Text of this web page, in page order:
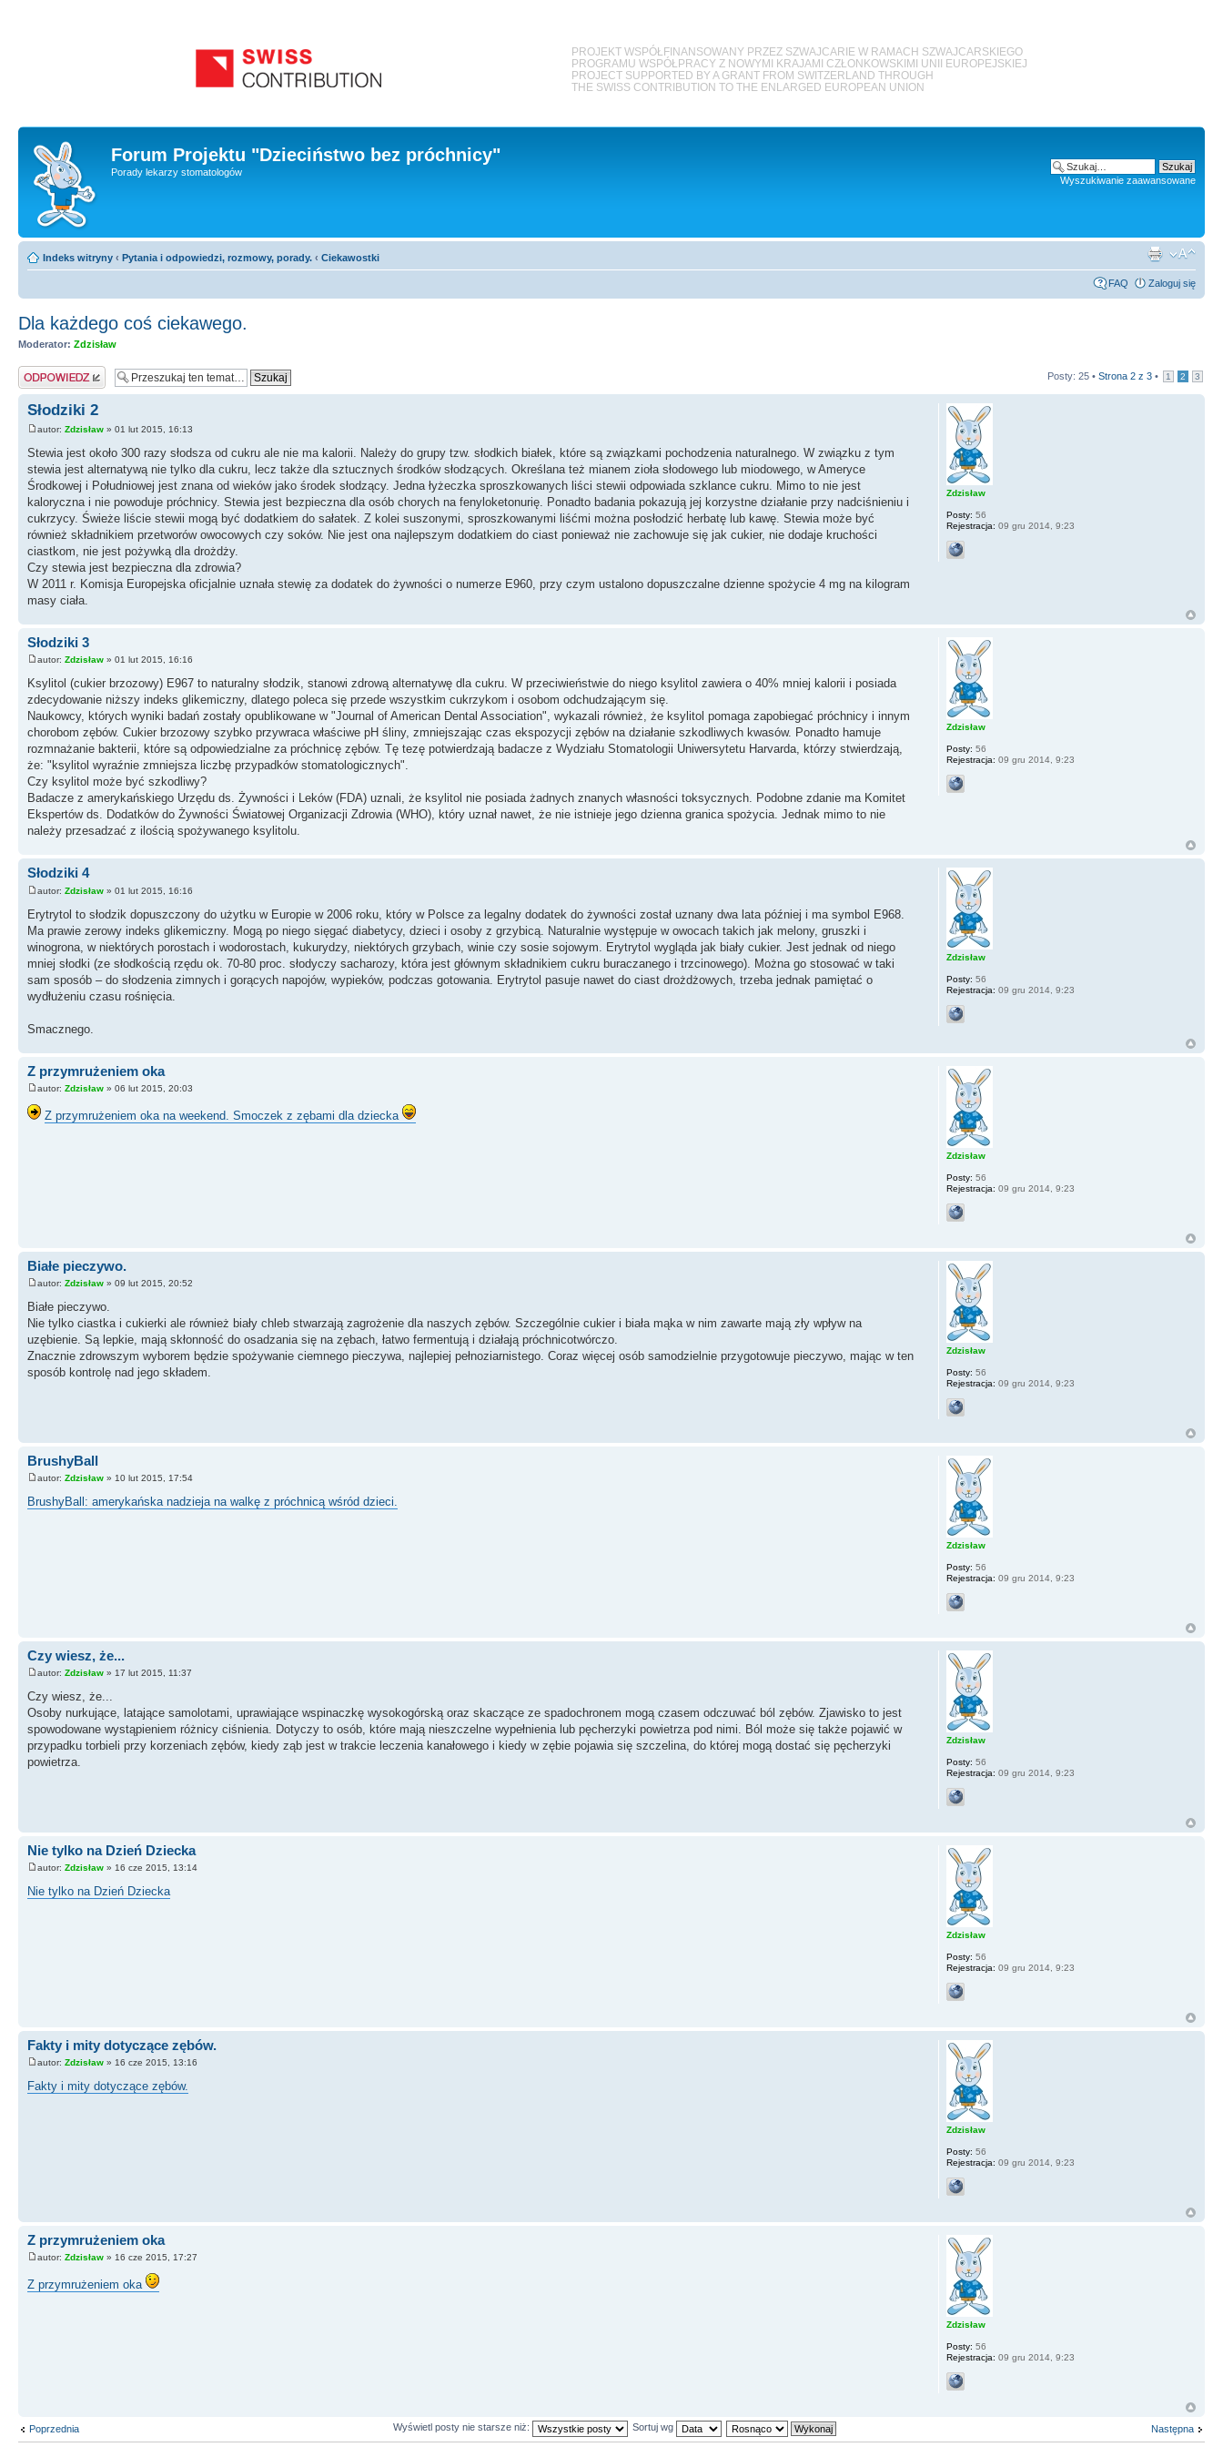
PROJEKT WSPÓŁFINANSOWANY PRZEZ SZWAJCARIE W RAMACH SZWAJCARSKIEGO
PROGRAMU WSPÓŁPRACY Z NOWYMI KRAJAMI CZŁONKOWSKIMI UNII EUROPEJSKIEJ
PROJECT SUPPORTED BY A GRANT FROM SWITZERLAND THROUGH
THE SWISS CONTRIBUTION TO THE ENLARGED EUROPEAN UNION
Forum Projektu "Dzieciństwo bez próchnicy"
Porady lekarzy stomatologów
Wyszukiwanie zaawansowane
Indeks witryny ‹ Pytania i odpowiedzi, rozmowy, porady. ‹ Ciekawostki
FAQ Zaloguj się
Dla każdego coś ciekawego.
Moderator: Zdzisław
Odpowiedz Posty: 25 • Strona 2 z 3 • 1 2 3
Słodziki 2
autor: Zdzisław » 01 lut 2015, 16:13
Stewia jest około 300 razy słodsza od cukru ale nie ma kalorii. Należy do grupy tzw. słodkich białek, które są związkami pochodzenia naturalnego. W związku z tym
stewia jest alternatywą nie tylko dla cukru, lecz także dla sztucznych środków słodzących. Określana też mianem zioła słodowego lub miodowego, w Ameryce
Środkowej i Południowej jest znana od wieków jako środek słodzący. Jedna łyżeczka sproszkowanych liści stewii odpowiada szklance cukru. Mimo to nie jest
kaloryczna i nie powoduje próchnicy. Stewia jest bezpieczna dla osób chorych na fenyloketonurię. Ponadto badania pokazują jej korzystne działanie przy nadciśnieniu i
cukrzycy. Świeże liście stewii mogą być dodatkiem do sałatek. Z kolei suszonymi, sproszkowanymi liśćmi można posłodzić herbatę lub kawę. Stewia może być
również składnikiem przetworów owocowych czy soków. Nie jest ona najlepszym dodatkiem do ciast ponieważ nie zachowuje się jak cukier, nie dodaje kruchości
ciastkom, nie jest pożywką dla drożdży.
Czy stewia jest bezpieczna dla zdrowia?
W 2011 r. Komisja Europejska oficjalnie uznała stewię za dodatek do żywności o numerze E960, przy czym ustalono dopuszczalne dzienne spożycie 4 mg na kilogram
masy ciała.
Zdzisław
Posty: 56
Rejestracja: 09 gru 2014, 9:23
Słodziki 3
autor: Zdzisław » 01 lut 2015, 16:16
Ksylitol (cukier brzozowy) E967 to naturalny słodzik, stanowi zdrową alternatywę dla cukru. W przeciwieństwie do niego ksylitol zawiera o 40% mniej kalorii i posiada
zdecydowanie niższy indeks glikemiczny, dlatego poleca się przede wszystkim cukrzykom i osobom odchudzającym się.
Naukowcy, których wyniki badań zostały opublikowane w "Journal of American Dental Association", wykazali również, że ksylitol pomaga zapobiegać próchnicy i innym
chorobom zębów. Cukier brzozowy szybko przywraca właściwe pH śliny, zmniejszając czas ekspozycji zębów na działanie szkodliwych kwasów. Ponadto hamuje
rozmnażanie bakterii, które są odpowiedzialne za próchnicę zębów. Tę tezę potwierdzają badacze z Wydziału Stomatologii Uniwersytetu Harvarda, którzy stwierdzają,
że: "ksylitol wyraźnie zmniejsza liczbę przypadków stomatologicznych".
Czy ksylitol może być szkodliwy?
Badacze z amerykańskiego Urzędu ds. Żywności i Leków (FDA) uznali, że ksylitol nie posiada żadnych znanych własności toksycznych. Podobne zdanie ma Komitet
Ekspertów ds. Dodatków do Żywności Światowej Organizacji Zdrowia (WHO), który uznał nawet, że nie istnieje jego dzienna granica spożycia. Jednak mimo to nie
należy przesadzać z ilością spożywanego ksylitolu.
Zdzisław
Posty: 56
Rejestracja: 09 gru 2014, 9:23
Słodziki 4
autor: Zdzisław » 01 lut 2015, 16:16
Erytrytol to słodzik dopuszczony do użytku w Europie w 2006 roku, który w Polsce za legalny dodatek do żywności został uznany dwa lata później i ma symbol E968.
Ma prawie zerowy indeks glikemiczny. Mogą po niego sięgać diabetycy, dzieci i osoby z grzybicą. Naturalnie występuje w owocach takich jak melony, gruszki i
winogrona, w niektórych porostach i wodorostach, kukurydzy, niektórych grzybach, winie czy sosie sojowym. Erytrytol wygląda jak biały cukier. Jest jednak od niego
mniej słodki (ze słodkością rzędu ok. 70-80 proc. słodyczy sacharozy, która jest głównym składnikiem cukru buraczanego i trzcinowego). Można go stosować w taki
sam sposób – do słodzenia zimnych i gorących napojów, wypieków, podczas gotowania. Erytrytol pasuje nawet do ciast drożdżowych, trzeba jednak pamiętać o
wydłużeniu czasu rośnięcia.
Smacznego.
Zdzisław
Posty: 56
Rejestracja: 09 gru 2014, 9:23
Z przymrużeniem oka
autor: Zdzisław » 06 lut 2015, 20:03
Z przymrużeniem oka na weekend. Smoczek z zębami dla dziecka
Zdzisław
Posty: 56
Rejestracja: 09 gru 2014, 9:23
Białe pieczywo.
autor: Zdzisław » 09 lut 2015, 20:52
Białe pieczywo.
Nie tylko ciastka i cukierki ale również biały chleb stwarzają zagrożenie dla naszych zębów. Szczególnie cukier i biała mąka w nim zawarte mają zły wpływ na
uzębienie. Są lepkie, mają skłonność do osadzania się na zębach, łatwo fermentują i działają próchnicotwórczo.
Znacznie zdrowszym wyborem będzie spożywanie ciemnego pieczywa, najlepiej pełnoziarnistego. Coraz więcej osób samodzielnie przygotowuje pieczywo, mając w ten
sposób kontrolę nad jego składem.
Zdzisław
Posty: 56
Rejestracja: 09 gru 2014, 9:23
BrushyBall
autor: Zdzisław » 10 lut 2015, 17:54
BrushyBall: amerykańska nadzieja na walkę z próchnicą wśród dzieci.
Zdzisław
Posty: 56
Rejestracja: 09 gru 2014, 9:23
Czy wiesz, że...
autor: Zdzisław » 17 lut 2015, 11:37
Czy wiesz, że...
Osoby nurkujące, latające samolotami, uprawiające wspinaczkę wysokogórską oraz skaczące ze spadochronem mogą czasem odczuwać ból zębów. Zjawisko to jest
spowodowane wystąpieniem różnicy ciśnienia. Dotyczy to osób, które mają nieszczelne wypełnienia lub pęcherzyki powietrza pod nimi. Ból może się także pojawić w
przypadku torbieli przy korzeniach zębów, kiedy ząb jest w trakcie leczenia kanałowego i kiedy w zębie pojawia się szczelina, do której mogą dostać się pęcherzyki
powietrza.
Zdzisław
Posty: 56
Rejestracja: 09 gru 2014, 9:23
Nie tylko na Dzień Dziecka
autor: Zdzisław » 16 cze 2015, 13:14
Nie tylko na Dzień Dziecka
Zdzisław
Posty: 56
Rejestracja: 09 gru 2014, 9:23
Fakty i mity dotyczące zębów.
autor: Zdzisław » 16 cze 2015, 13:16
Fakty i mity dotyczące zębów.
Zdzisław
Posty: 56
Rejestracja: 09 gru 2014, 9:23
Z przymrużeniem oka
autor: Zdzisław » 16 cze 2015, 17:27
Z przymrużeniem oka
Zdzisław
Posty: 56
Rejestracja: 09 gru 2014, 9:23
Poprzednia Następna
Wyświetl posty nie starsze niż: Sortuj wg